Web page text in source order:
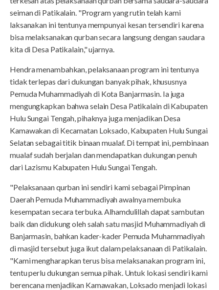
seiman di Patikalain. "Program yang rutin telah kami
laksanakan ini tentunya mempunyai kesan tersendiri karena
bisa melaksanakan qurban secara langsung dengan saudara
kita di Desa Patikalain," ujarnya.
Hendra menambahkan, pelaksanaan program ini tentunya
tidak terlepas dari dukungan banyak pihak, khususnya
Pemuda Muhammadiyah di Kota Banjarmasin. Ia juga
mengungkapkan bahwa selain Desa Patikalain di Kabupaten
Hulu Sungai Tengah, pihaknya juga menjadikan Desa
Kamawakan di Kecamatan Loksado, Kabupaten Hulu Sungai
Selatan sebagai titik binaan mualaf. Di tempat ini, pembinaan
mualaf sudah berjalan dan mendapatkan dukungan penuh
dari Lazismu Kabupaten Hulu Sungai Tengah.
"Pelaksanaan qurban ini sendiri kami sebagai Pimpinan
Daerah Pemuda Muhammadiyah awalnya membuka
kesempatan secara terbuka. Alhamdulillah dapat sambutan
baik dan didukung oleh salah satu masjid Muhammadiyah di
Banjarmasin, bahkan kader-kader Pemuda Muhammadiyah
di masjid tersebut juga ikut dalam pelaksanaan di Patikalain.
"Kami mengharapkan terus bisa melaksanakan program ini,
tentu perlu dukungan semua pihak. Untuk lokasi sendiri kami
berencana menjadikan Kamawakan, Loksado menjadi lokasi